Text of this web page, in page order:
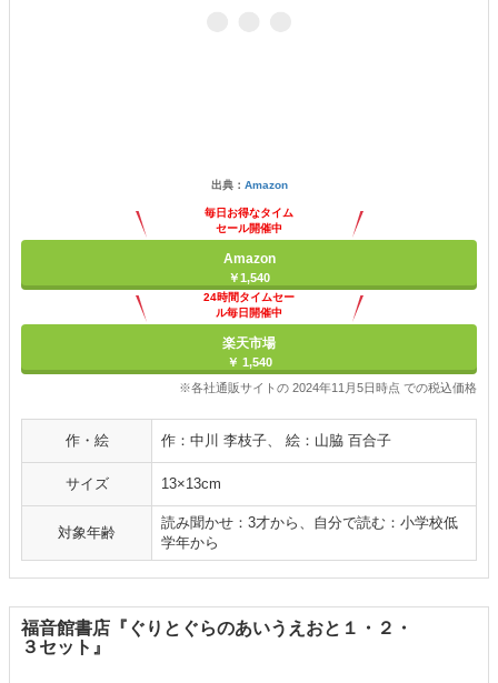
出典： Amazon
毎日お得なタイム
セール開催中
Amazon
￥1,540
24時間タイムセー
ル毎日開催中
楽天市場
￥ 1,540
※各社通販サイトの 2024年11月5日時点 での税込価格
作・絵 作：中川 李枝子、 絵：山脇 百合子
サイズ 13×13cm
対象年齢
読み聞かせ：3才から、自分で読む：小学校低
学年から
福音館書店『ぐりとぐらのあいうえおと１・２・
３セット』